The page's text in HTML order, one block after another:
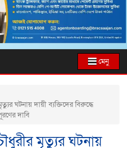
মেনু
ঘটনায় দায়ী ব্যক্তিদের বিরুদ্ধে
দাবি
মৃত্যুর ঘটনায়